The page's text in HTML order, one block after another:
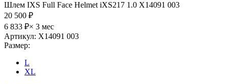
Шлем IXS Full Face Helmet iXS217 1.0 X14091 003
20 500 ₽
6 833 ₽× 3 мес
Артикул: X14091 003
Размер:
L
XL